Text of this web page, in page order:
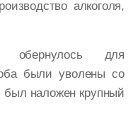
алкоголя,
обернулось для
были уволены со
наложен крупный